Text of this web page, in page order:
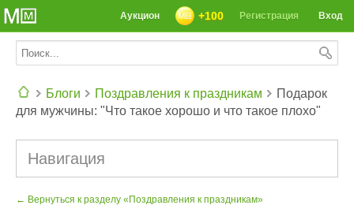
Вход
Регистрация
+100
Аукцион
Блоги Поздравления к праздникам
Подарок
для мужчины: "Что такое хорошо и что такое плохо"
Навигация
← Вернуться к разделу «Поздравления к праздникам»